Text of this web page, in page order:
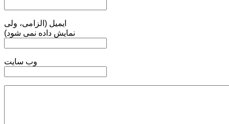
ایمیل (الزامی، ولی
نمایش داده نمی شود)
وب سایت